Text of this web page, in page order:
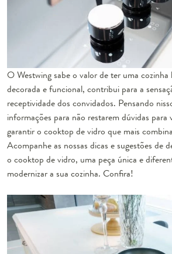
O Westwing sabe o valor de ter uma cozinha
decorada e funcional, contribui para a
receptividade dos convidados. Pensando
informações para não restarem dúvidas para
garantir o cooktop de vidro que mais
Acompanhe as nossas dicas e sugestões de
o cooktop de vidro, uma peça única e
modernizar a sua cozinha. Confira!